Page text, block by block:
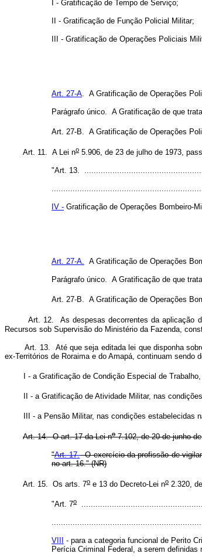
I - Gratificação de Tempo de Serviço;
II - Gratificação de Função Policial Militar;
III - Gratificação de Operações Policiais
Art. 27-A . A Gratificação de Operações
Parágrafo único. A Gratificação de que
Art. 27-B. A Gratificação de Operações
Art. 11. A Lei no 5.906, de 23 de julho de 1973,
"Art. 13.
IV - Gratificação de Operações Bombeiro-
Art. 27-A. A Gratificação de Operações
Parágrafo único. A Gratificação de que
Art. 27-B. A Gratificação de Operações
Art. 12. As despesas decorrentes da aplicação
Recursos sob Supervisão do Ministério da Fazenda,
Art. 13. Até que seja editada lei que disponha
ex-Territórios de Roraima e do Amapá, continuam sendo
I - a Gratificação de Condição Especial de Trabalho,
II - a Gratificação de Atividade Militar, nas condições
III - a Pensão Militar, nas condições estabelecidas
Art. 14. O art. 17 da Lei no7.102, de 20 de junho
"Art. 17.O exercício da profissão de
no art. 16." (NR)
Art. 15. Os arts. 7o e 13 do Decreto-Lei no 2.320,
"Art. 7o
VIII
- para a categoria funcional de Perito
Perícia Criminal Federal, a serem definidas